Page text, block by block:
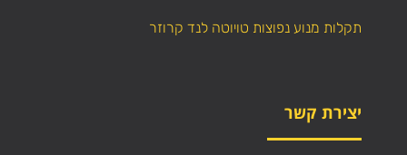
תקלות מנוע נפוצות טויוטה לנד קרוזר
יצירת קשר